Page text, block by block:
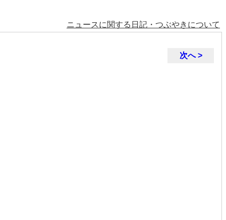
ニュースに関する日記・つぶやきについて
次へ >